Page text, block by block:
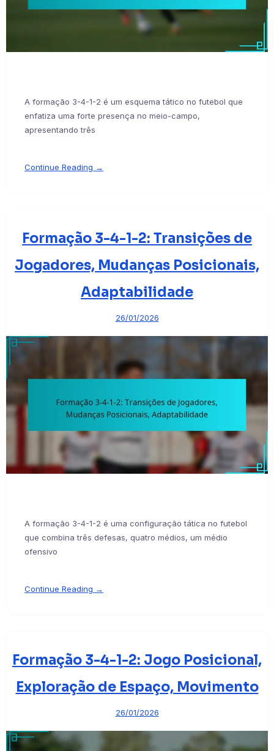
A formação 3-4-1-2 é um esquema tático no futebol que
enfatiza uma forte presença no meio-campo,
apresentando três
Continue Reading →
Formação 3-4-1-2: Transições de
Jogadores, Mudanças Posicionais,
Adaptabilidade
26/01/2026
A formação 3-4-1-2 é uma configuração tática no futebol
que combina três defesas, quatro médios, um médio
ofensivo
Continue Reading →
Formação 3-4-1-2: Jogo Posicional,
Exploração de Espaço, Movimento
26/01/2026